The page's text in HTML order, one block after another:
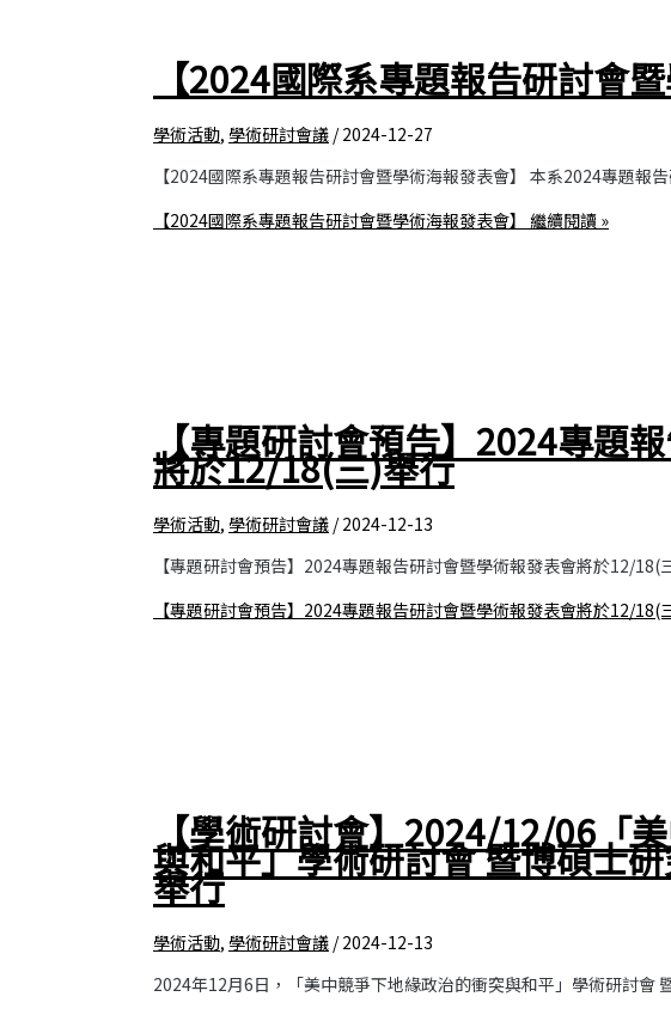
【2024國際系專題報告研討會
學術活動, 學術研討會議 /2024-12-27
【2024國際系專題報告研討會暨學術海報發表會】 本系2024專題報
【2024國際系專題報告研討會暨學術海報發表會】
繼續閱讀 »
【專題研討會預告】2024專題
將於12/18(三)舉行
學術活動, 學術研討會議 /2024-12-13
【專題研討會預告】2024專題報告研討會暨學術報發表會將於12/
【專題研討會預告】2024專題報告研討會暨學術報發表會將於12/18(
【學術研討會】2024/12/06「
與和平」學術研討會 暨博碩士
舉行
學術活動, 學術研討會議 /2024-12-13
2024年12月6日，「美中競爭下地緣政治的衝突與和平」學術研討會